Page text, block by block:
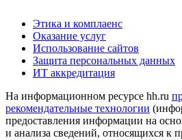
Этика и комплаенс
Оказание услуг
Использование сайтов
Защита персональных данных
ИТ аккредитация
На информационном ресурсе hh.ru
рекомендательные технологии
предоставления информации на
и анализа сведений, относящихся к